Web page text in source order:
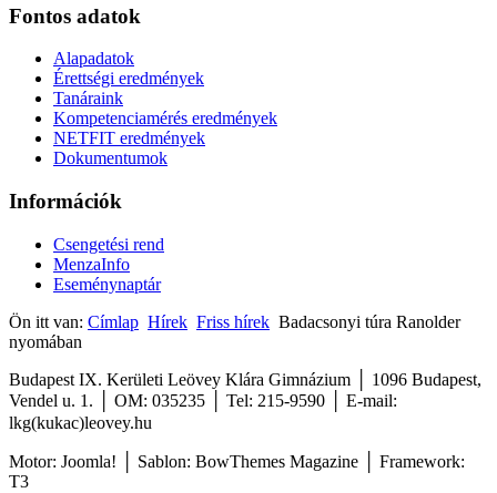
Fontos adatok
Alapadatok
Érettségi eredmények
Tanáraink
Kompetenciamérés eredmények
NETFIT eredmények
Dokumentumok
Információk
Csengetési rend
MenzaInfo
Eseménynaptár
Ön itt van: Címlap Hírek Friss hírek Badacsonyi túra Ranolder
nyomában
Budapest IX. Kerületi Leövey Klára Gimnázium │ 1096 Budapest,
Vendel u. 1. │ OM: 035235 │ Tel: 215-9590
E-mail:
lkg(kukac)leovey.hu
Motor: Joomla! │ Sablon: BowThemes Magazine │ Framework:
T3